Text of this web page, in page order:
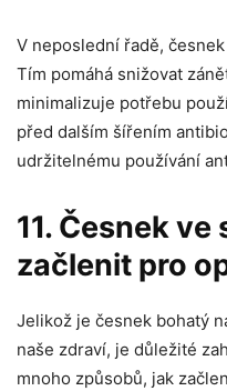
V ⁤neposlední řadě,
Tím pomáhá⁤ snižovat
minimalizuje potřebu⁤
před dalším šířením
udržitelnému používání
11. ⁣Česnek
⁣začlenit⁣ pro
Jelikož je česnek bohatý
naše zdraví, ⁣je důležité
mnoho způsobů, ​jak